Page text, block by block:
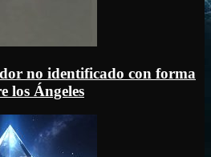
no identificado con forma
los Ángeles